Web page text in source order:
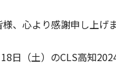
、心より感謝申し上げま
日（土）のCLS高知